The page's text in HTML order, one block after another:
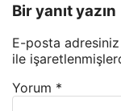
Bir yanıt yazın
E-posta
ile
Yorum *